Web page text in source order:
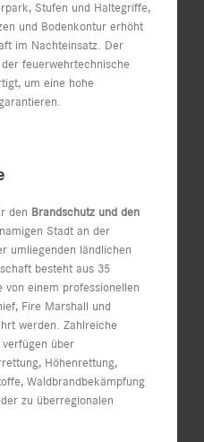
Stufen und Haltegriffe,
und Bodenkontur erhöht
im Nachteinsatz. Der
feuerwehrtechnische
um eine hohe
den Brandschutz und den
Stadt an der
umliegenden ländlichen
besteht aus 35
einem professionellen
Fire Marshall und
werden. Zahlreiche
über
Höhenrettung,
Waldbrandbekämpfung
zu überregionalen